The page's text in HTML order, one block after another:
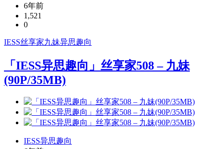
6年前
1,521
0
IESS丝享家九妹异思趣向
「IESS异思趣向」丝享家508 – 九妹
(90P/35MB)
IESS异思趣向